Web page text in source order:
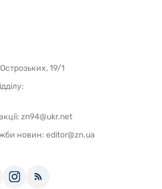
19/1
zn94@ukr.net
новин: editor@zn.ua